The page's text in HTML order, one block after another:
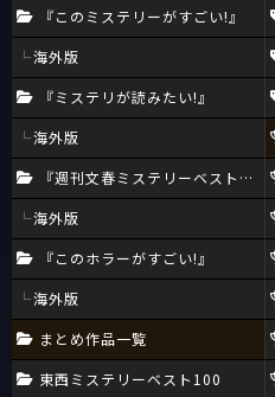
『このミステリーがすごい!』
海外版
『ミステリが読みたい!』
海外版
『週刊文春ミステリーベスト10』
海外版
『このホラーがすごい!』
海外版
まとめ作品一覧
東西ミステリーベスト100